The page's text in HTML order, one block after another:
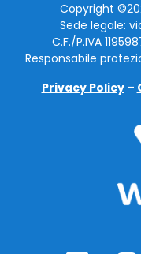
Copyright
Sede legale:
C.F./P.IVA
Responsabile
Privacy Policy–